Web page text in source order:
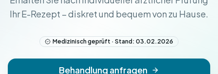
Ihr E-Rezept – diskret und bequem von zu Hause.
Medizinisch geprüft · Stand: 03.02.2026
Behandlung anfragen